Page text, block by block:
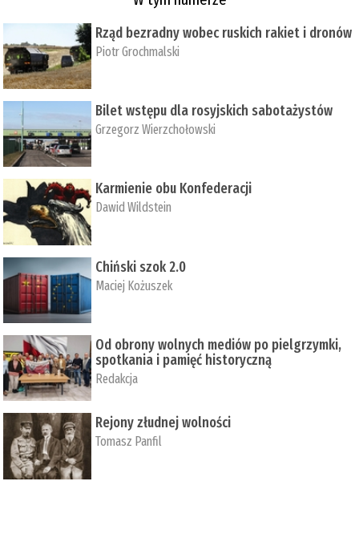
Rząd bezradny wobec ruskich rakiet i dronów
Piotr Grochmalski
Bilet wstępu dla rosyjskich sabotażystów
Grzegorz Wierzchołowski
Karmienie obu Konfederacji
Dawid Wildstein
Chiński szok 2.0
Maciej Kożuszek
Od obrony wolnych mediów po pielgrzymki,
spotkania i pamięć historyczną
Redakcja
Rejony złudnej wolności
Tomasz Panfil